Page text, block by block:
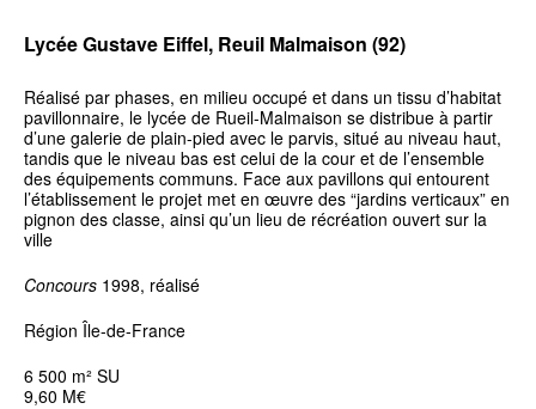
Lycée Gustave Eiffel, Reuil Malmaison (92)
Réalisé par phases, en milieu occupé et dans un tissu d’habitat
pavillonnaire, le lycée de Rueil-Malmaison se distribue à partir
d’une galerie de plain-pied avec le parvis, situé au niveau haut,
tandis que le niveau bas est celui de la cour et de l’ensemble
des équipements communs. Face aux pavillons qui entourent
l’établissement le projet met en œuvre des “jardins verticaux” en
pignon des classe, ainsi qu’un lieu de récréation ouvert sur la
ville
Concours 1998, réalisé
Région Île-de-France
6 500 m² SU
9,60 M€